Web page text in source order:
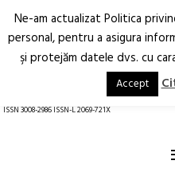
Arhitectură.
Oraș.
ISSN 3008-2986 ISSN-L 2069-721X
Ne-am actualizat Politica
personal, pentru a asigura
şi protejăm datele dvs. cu
Accept